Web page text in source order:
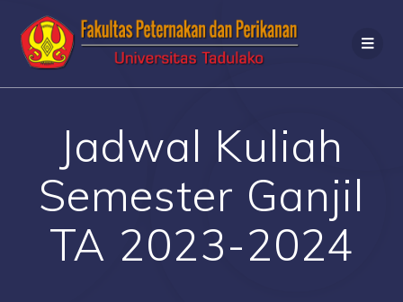
Jadwal Kuliah
Semester Ganjil
TA 2023-2024